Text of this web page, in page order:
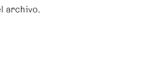
archivo.